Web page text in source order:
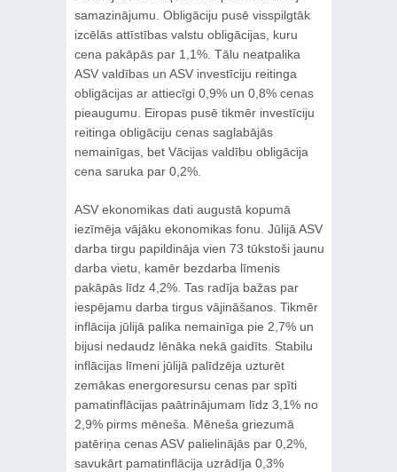
samazinājumu. Obligāciju pusē visspilgtāk
izcēlās attīstības valstu obligācijas, kuru
cena pakāpās par 1,1%. Tālu neatpalika
ASV valdības un ASV investīciju reitinga
obligācijas ar attiecīgi 0,9% un 0,8% cenas
pieaugumu. Eiropas pusē tikmēr investīciju
reitinga obligāciju cenas saglabājās
nemainīgas, bet Vācijas valdību obligācija
cena saruka par 0,2%.
ASV ekonomikas dati augustā kopumā
iezīmēja vājāku ekonomikas fonu. Jūlijā ASV
darba tirgu papildināja vien 73 tūkstoši jaunu
darba vietu, kamēr bezdarba līmenis
pakāpās līdz 4,2%. Tas radīja bažas par
iespējamu darba tirgus vājināšanos. Tikmēr
inflācija jūlijā palika nemainīga pie 2,7% un
bijusi nedaudz lēnāka nekā gaidīts. Stabilu
inflācijas līmeni jūlijā palīdzēja uzturēt
zemākas energoresursu cenas par spīti
pamatinflācijas paātrinājumam līdz 3,1% no
2,9% pirms mēneša. Mēneša griezumā
patēriņa cenas ASV palielinājās par 0,2%,
savukārt pamatinflācija uzrādīja 0,3%